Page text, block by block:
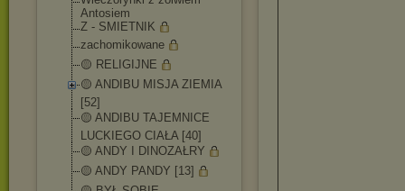
Antosiem
Z - SMIETNIK
zachomikowane
🟡 RELIGIJNE
🟡 ANDIBU MISJA ZIEMIA
[52]
🟡 ANDIBU TAJEMNICE
LUCKIEGO CIAŁA [40]
🟡 ANDY I DINOZAŁRY
🟡 ANDY PANDY [13]